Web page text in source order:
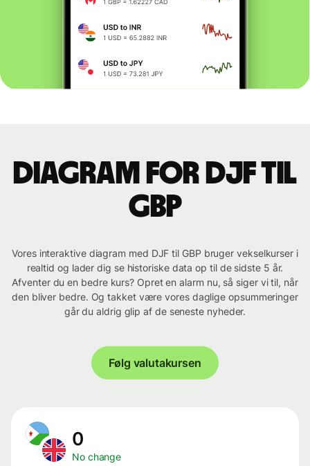
Diagram for DJF til
GBP
Vores interaktive diagram med DJF til GBP bruger vekselkurser i
realtid og lader dig se historiske data op til de sidste 5 år.
Afventer du en bedre kurs? Opret en alarm nu, så siger vi til, når
den bliver bedre. Og takket være vores daglige opsummeringer
går du aldrig glip af de seneste nyheder.
Følg valutakursen
0
No change